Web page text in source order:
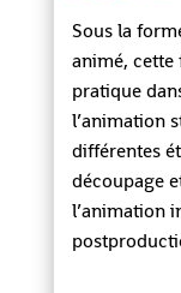
Sous la
animé,
pratique
l’animation
différentes
découpage
l’animation